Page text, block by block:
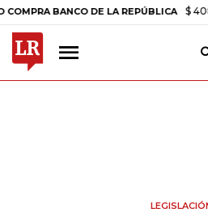
BANCO DE LA REPÚBLICA $